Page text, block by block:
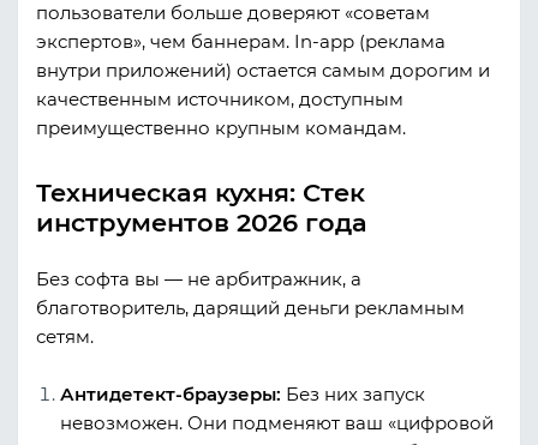
пользователи больше доверяют «советам
экспертов», чем баннерам. In-app (реклама
внутри приложений) остается самым дорогим и
качественным источником, доступным
преимущественно крупным командам.
Техническая кухня: Стек
инструментов 2026 года
Без софта вы — не арбитражник, а
благотворитель, дарящий деньги рекламным
сетям.
Антидетект-браузеры: Без них запуск
невозможен. Они подменяют ваш «цифровой